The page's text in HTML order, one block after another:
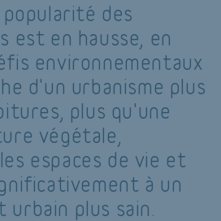
popularité des
en hausse, en
environnementaux
d'un urbanisme plus
plus qu'une
végétale,
espaces de vie et
à un
plus sain.